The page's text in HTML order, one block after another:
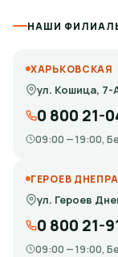
НАШИ
ХАРЬКОВСКАЯ
ул. Кошица, 7-
0 800 21-
09:00 — 19:00,
ГЕРОЕВ ДНЕПРА
ул. Героев
0 800 21-
09:00 — 19:00,